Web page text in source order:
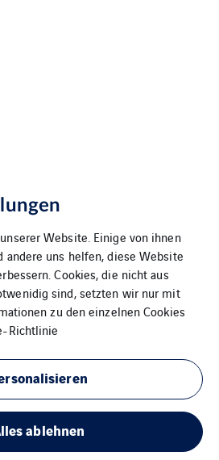
Website. Einige von ihnen
andere uns helfen, diese Website
Cookies, die nicht aus
sind, setzten wir nur mit
zu den einzelnen Cookies
Richtlinie
ablehnen